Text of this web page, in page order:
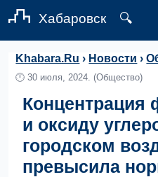
Хабаровск 🔍
Khabara.Ru › Новости ›
🕛30 июля, 2024. (Общество)
Концентрация
и оксиду
городском
превысила